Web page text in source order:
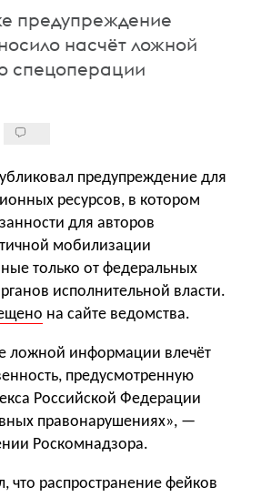
предупреждение
насчёт ложной
спецоперации
предупреждение для
ресурсов, в котором
для авторов
мобилизации
только от федеральных
исполнительной власти.
на сайте ведомства.
ложной информации влечёт
предусмотренную
Российской Федерации
правонарушениях», —
Роскомнадзора.
что распространение фейков